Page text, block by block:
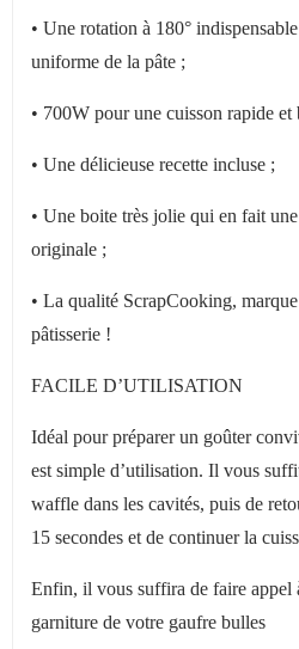
• Une rotation à 180°
uniforme de la pâte ;
• 700W pour une cuisson rapide et
• Une délicieuse recette incluse ;
• Une boite très jolie qui en fait
originale ;
• La qualité ScrapCooking,
pâtisserie !
FACILE D’UTILISATION
Idéal pour préparer un goûter
est simple d’utilisation. Il vous
waffle dans les cavités, puis de
15 secondes et de continuer la
Enfin, il vous suffira de faire appel
garniture de votre gaufre bulles